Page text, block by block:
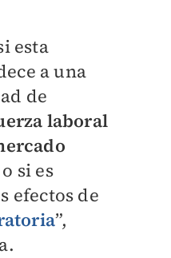
esta
a una
de
laboral
o si es
efectos de
”,